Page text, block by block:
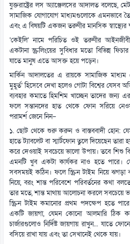
যুক্তরাষ্ট্রের লস অ্যাঞ্জেলসের আদালত বলেছে,
সামাজিক যোগাযোগ মাধ্যমগুলোকে এমনভাবে
এবং এ বিষয়টি একজন তরুণীর মানসিক স্বাস্থ্যের
‘কেইলি’ নামে পরিচিত ওই তরুণীর
একটানা স্ক্রলিংয়ের সুবিধার মতো বিভিন্ন
যাতে মানুষ এতে আসক্ত হয়ে পড়েন।
মার্কিন আদালতের এ রায়কে সামাজিক মাধ্যম
মুহূর্ত’ হিসেবে দেখা হলেও গোটা বিশ্বের যেসব
ব্যবহার কমাতে হিমশিম খাচ্ছেন তাদের জন্য
ফলে সন্তানদের হাত থেকে ফোন সরিয়ে
পরামর্শ জেনে নিন–
১. ছোট থেকে শুরু করুন ও বাস্তববাদী হোন:
হাতে ট্যাবলেট বা স্মার্টফোন তুলে দিয়েছেন
করে দেওয়াই সবচেয়ে ভালো উপায়। তবে শিশু
এমনটি খুব একটা কার্যকর নাও হতে পারে।
সবসময়ই কঠিন। ফলে স্ক্রিন টাইম নিয়ে ঝগড়া
নিয়ে, বরং শান্ত পরিবেশে পরিবর্তনের কথা
তার মতে, শান্ত মাথায় আলোচনা করলে সবচেয়ে
স্ক্রিন টাইম কমানোর প্রথম পদক্ষেপ হতে পারে
একটি জায়গা, যেমন কোনো আলমারি ঠিক
চার্জারগুলোও নির্দিষ্ট জায়গায় রাখুন... যাতে
বসিয়ে রাখা যায় এবং তা সেখানেই থেকে যায়।